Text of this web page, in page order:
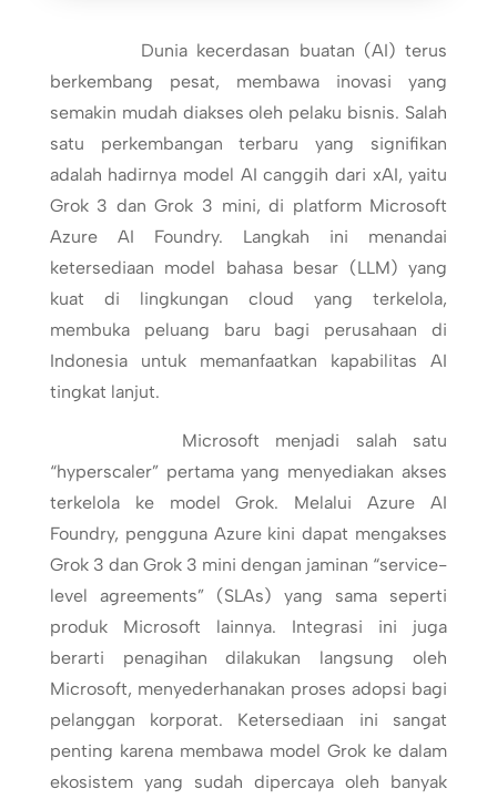
Dunia kecerdasan buatan (AI) terus
berkembang pesat, membawa inovasi yang
semakin mudah diakses oleh pelaku bisnis. Salah
satu perkembangan terbaru yang signifikan
adalah hadirnya model AI canggih dari xAI, yaitu
Grok 3 dan Grok 3 mini, di platform Microsoft
Azure AI Foundry. Langkah ini menandai
ketersediaan model bahasa besar (LLM) yang
kuat di lingkungan cloud yang terkelola,
membuka peluang baru bagi perusahaan di
Indonesia untuk memanfaatkan kapabilitas AI
tingkat lanjut.
Microsoft menjadi salah satu
“hyperscaler” pertama yang menyediakan akses
terkelola ke model Grok. Melalui Azure AI
Foundry, pengguna Azure kini dapat mengakses
Grok 3 dan Grok 3 mini dengan jaminan “service-
level agreements” (SLAs) yang sama seperti
produk Microsoft lainnya. Integrasi ini juga
berarti penagihan dilakukan langsung oleh
Microsoft, menyederhanakan proses adopsi bagi
pelanggan korporat. Ketersediaan ini sangat
penting karena membawa model Grok ke dalam
ekosistem yang sudah dipercaya oleh banyak